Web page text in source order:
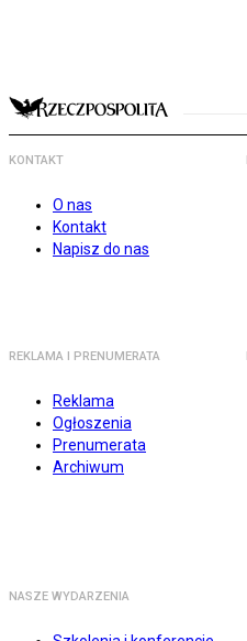
KONTAKT
O nas
Kontakt
Napisz do nas
REKLAMA I PRENUMERATA
Reklama
Ogłoszenia
Prenumerata
Archiwum
NASZE WYDARZENIA